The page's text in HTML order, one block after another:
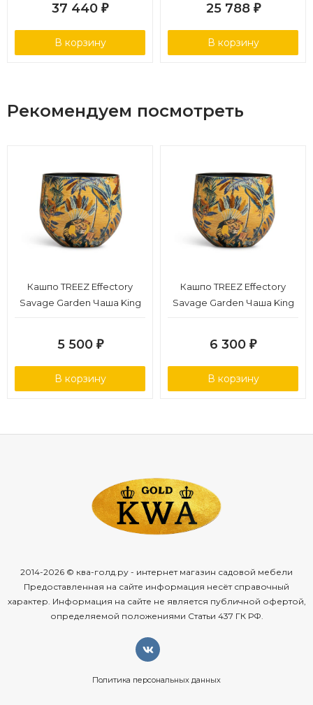
37 440 ₽
В корзину
25 788 ₽
В корзину
Рекомендуем посмотреть
Кашпо TREEZ Effectory
Savage Garden Чаша King
5 500 ₽
В корзину
Кашпо TREEZ Effectory
Savage Garden Чаша King
6 300 ₽
В корзину
2014-2026 © ква-голд.ру - интернет магазин садовой мебели
Предоставленная на сайте информация несёт справочный
характер. Информация на сайте не является публичной офертой,
определяемой положениями Статьи 437 ГК РФ.
Политика персональных данных